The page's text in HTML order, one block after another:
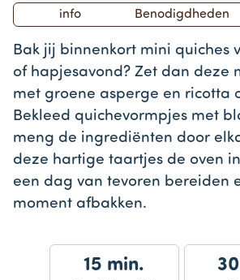
info Benodigdheden
Bak jij binnenkort mini quiches
of hapjesavond? Zet dan deze
met groene asperge en ricotta
Bekleed quichevormpjes met
meng de ingrediënten door
deze hartige taartjes de oven
een dag van tevoren bereiden
moment afbakken.
15 min.